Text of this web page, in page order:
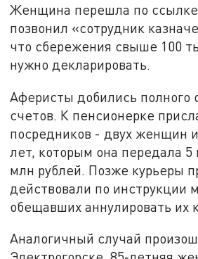
Женщина перешла по
позвонил «сотрудник
что сбережения свыше 100
нужно декларировать.
Аферисты добились полного
счетов. К пенсионерке
посредников - двух женщин
лет, которым она передала
млн рублей. Позже курьеры
действовали по инструкции
обещавших аннулировать их
Аналогичный случай